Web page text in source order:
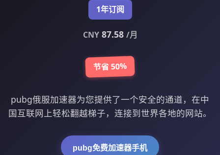
1年订阅
CNY87.58 /月
节省 50%
pubg俄服加速器为您提供了一个安全的通道，在中
国互联网上轻松翻越梯子，连接到世界各地的网站。
pubg免费加速器手机